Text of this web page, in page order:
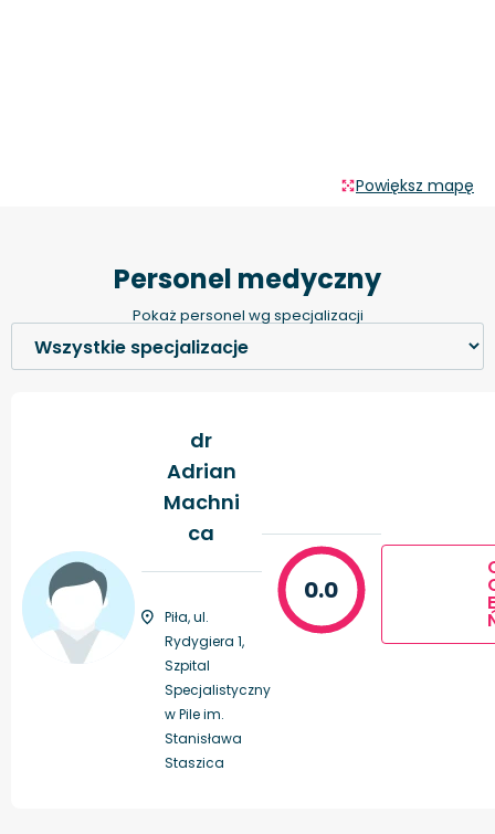
Powiększ mapę
Personel medyczny
Pokaż personel wg specjalizacji
dr
Adrian
Machni
ca
Piła, ul.
Rydygiera 1,
Szpital
Specjalistyczny
w Pile im.
Stanisława
Staszica
0.0 E